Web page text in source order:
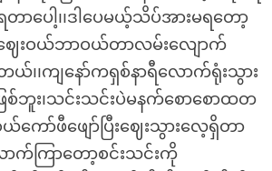
ာပေါ့၊၊ဒါပေမယ့်သိပ်အားမရတော့
ေးဝယ်ဘာဝယ်တာလမ်းလျောက်
၊၊ကျနော်ကရှစ်နာရီလောက်ရုံးသွား
ဘူး၊သင်းသင်းပဲမနက်စောစောထတ
ကော်ဖီဖျော်ပြီးဈေးသွားလေ့ရှိတာ
ောက်ကြာတော့စင်းသင်းကို